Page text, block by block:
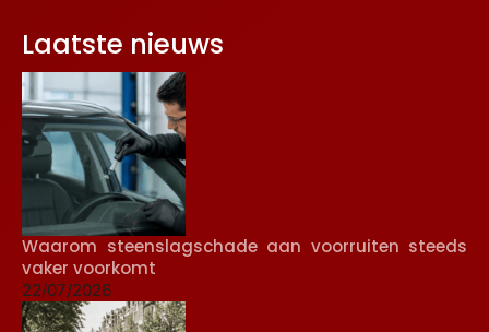
Laatste nieuws
Waarom steenslagschade aan voorruiten steeds
vaker voorkomt
22/07/2026